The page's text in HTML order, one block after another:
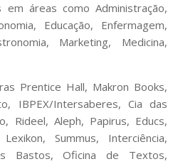
áreas como Administração,
Educação, Enfermagem,
Marketing, Medicina,
Prentice Hall, Makron Books,
IBPEX/Intersaberes, Cia das
Rideel, Aleph, Papirus, Educs,
Summus, Interciência,
Bastos, Oficina de Textos,